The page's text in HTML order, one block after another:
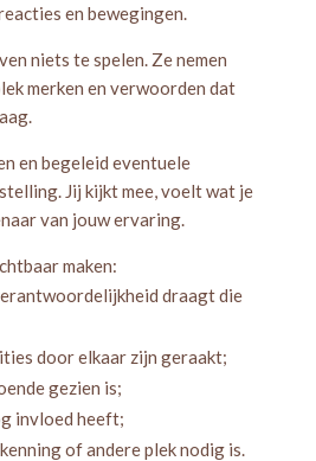
en bewegingen.
niets te spelen. Ze nemen
merken en verwoorden dat
en begeleid eventuele
Jij kijkt mee, voelt wat je
van jouw ervaring.
maken:
draagt die
door elkaar zijn geraakt;
gezien is;
invloed heeft;
of andere plek nodig is.